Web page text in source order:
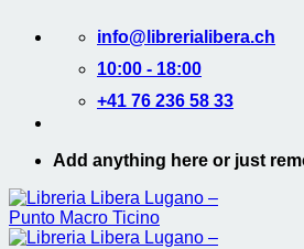
contenuti
info@librerialibera.ch
10:00 - 18:00
+41 76 236 58 33
Add anything here or just